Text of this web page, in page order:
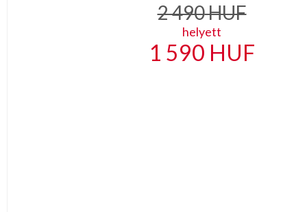
2 490HUF
helyett
1 590 HUF